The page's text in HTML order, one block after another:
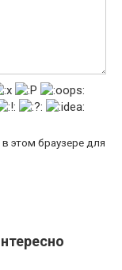
этом браузере для